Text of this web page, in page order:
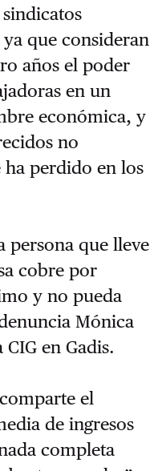
que consideran
años el poder
en un
económica, y
no
ha perdido en los
persona que lleve
cobre por
y no pueda
Mónica
CIG en Gadis.
el
de ingresos
completa